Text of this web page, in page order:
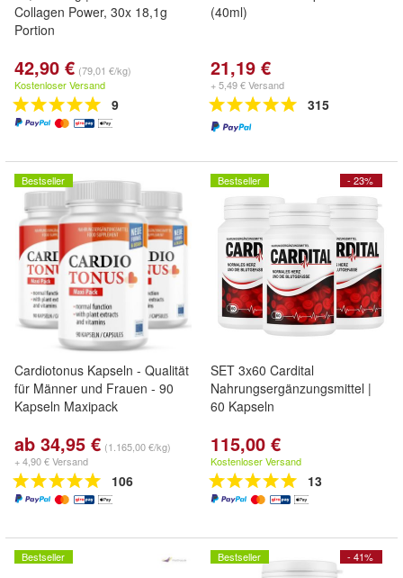
Collagen Power, 30x 18,1g
Portion
42,90 € (79,01 €/kg)
Kostenloser Versand
9
(40ml)
21,19 €
+ 5,49 € Versand
315
Bestseller
Cardiotonus Kapseln - Qualität
für Männer und Frauen - 90
Kapseln Maxipack
ab 34,95 € (1.165,00 €/kg)
+ 4,90 € Versand
106
- 23%
Bestseller
SET 3x60 Cardital
Nahrungsergänzungsmittel |
60 Kapseln
115,00 €
Kostenloser Versand
13
Bestseller - 41%
Bestseller